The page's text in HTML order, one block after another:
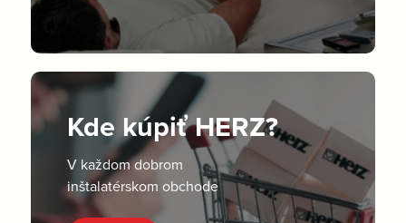
Kde kúpiť HERZ?
V každom dobrom
inštalatérskom obchode